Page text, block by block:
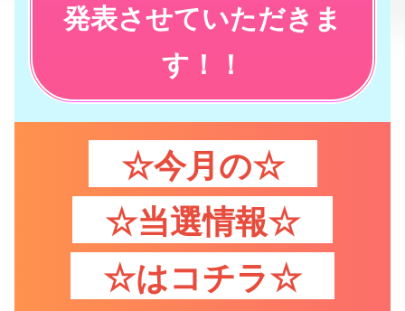
発表させていただきま
す！！
☆今月の☆
☆当選情報☆
☆はコチラ☆